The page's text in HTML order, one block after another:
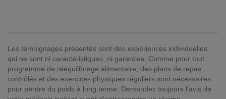
Les témoignages présentés sont des expériences individuelles
qui ne sont ni caractéristiques, ni garanties. Comme pour tout
programme de rééquilibrage alimentaire, des plans de repas
contrôlés et des exercices physiques réguliers sont nécessaires
pour perdre du poids à long terme. Demandez toujours l'avis de